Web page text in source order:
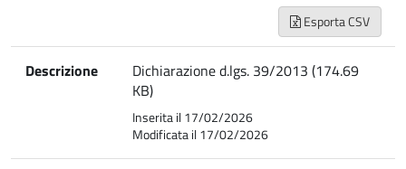
Esporta CSV
Descrizione
Dichiarazione d.lgs. 39/2013 (174.69
KB)
Inserita il 17/02/2026
Modificata il 17/02/2026